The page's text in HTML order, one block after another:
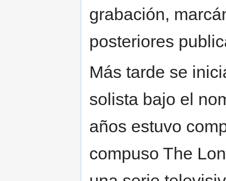
grabación,
posteriores
Más tarde se
solista bajo el
años estuvo
compuso The